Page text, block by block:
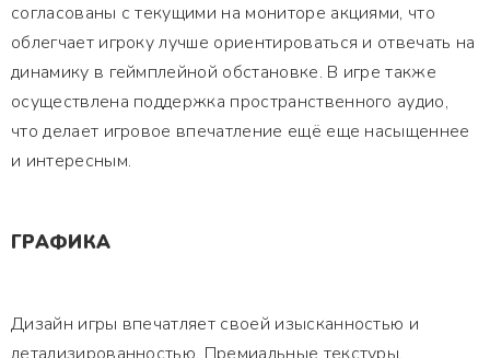
согласованы с текущими на мониторе акциями, что
облегчает игроку лучше ориентироваться и отвечать на
динамику в геймплейной обстановке. В игре также
осуществлена поддержка пространственного аудио,
что делает игровое впечатление ещё еще насыщеннее
и интересным.
ГРАФИКА
Дизайн игры впечатляет своей изысканностью и